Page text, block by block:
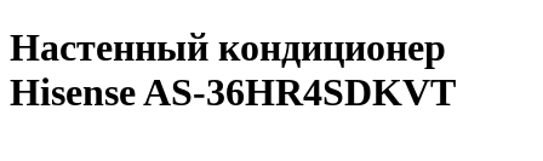
Настенный кондиционер
Hisense AS-36HR4SDKVT